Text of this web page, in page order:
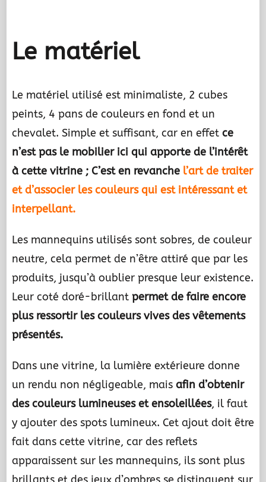
Le matériel
Le matériel utilisé est minimaliste, 2 cubes
peints, 4 pans de couleurs en fond et un
chevalet. Simple et suffisant, car en effetce
n’est pas le mobilier ici qui apporte de l’intérêt
à cette vitrine ; C’est en revanche l’art de traiter
et d’associer les couleurs qui est intéressant et
interpellant.
Les mannequins utilisés sont sobres, de couleur
neutre, cela permet de n’être attiré que par les
produits, jusqu’à oublier presque leur existence.
Leur coté doré-brillant permet de faire encore
plus ressortir les couleurs vives des vêtements
présentés.
Dans une vitrine, la lumière extérieure donne
un rendu non négligeable, mais afin d’obtenir
des couleurs lumineuses et ensoleillées, il faut
y ajouter des spots lumineux. Cet ajout doit être
fait dans cette vitrine, car des reflets
apparaissent sur les mannequins, ils sont plus